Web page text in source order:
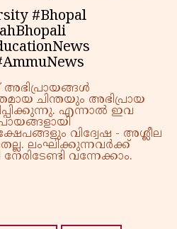
#Bhopal
അഭിപ്രായങ്ങൾ
ചിന്തയും അഭിപ്രായ
എന്നാൽ ഇവ
വിദ്വേഷ - അശ്ലീല
ലംഘിക്കുന്നവർക്ക്
വന്നേക്കാം.